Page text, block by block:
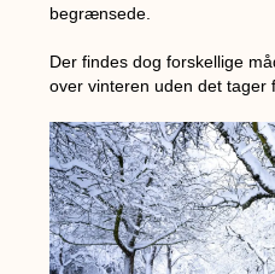
begrænsede.
Der findes dog forskellige
over vinteren uden det tager